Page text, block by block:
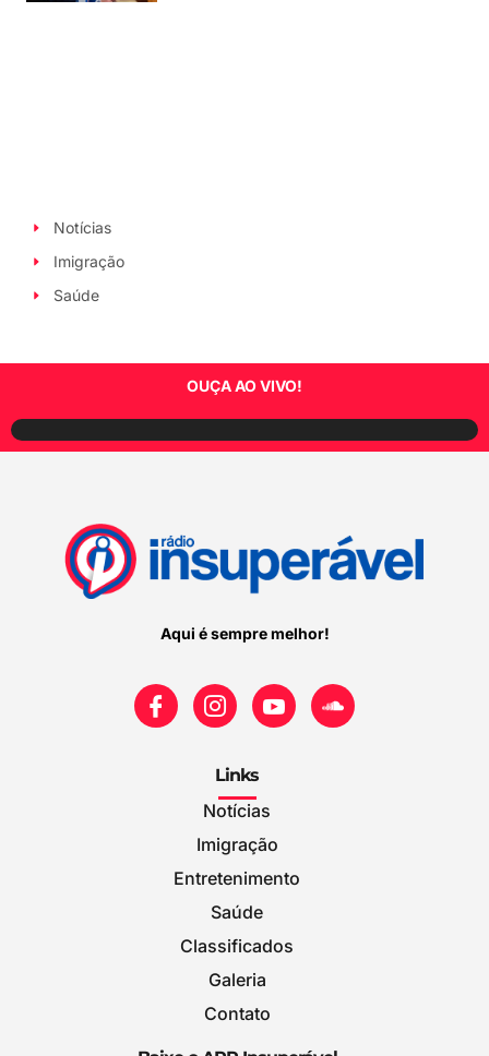
Notícias
Imigração
Saúde
OUÇA AO VIVO!
Aqui é sempre melhor!
Links
Notícias
Imigração
Entretenimento
Saúde
Classificados
Galeria
Contato